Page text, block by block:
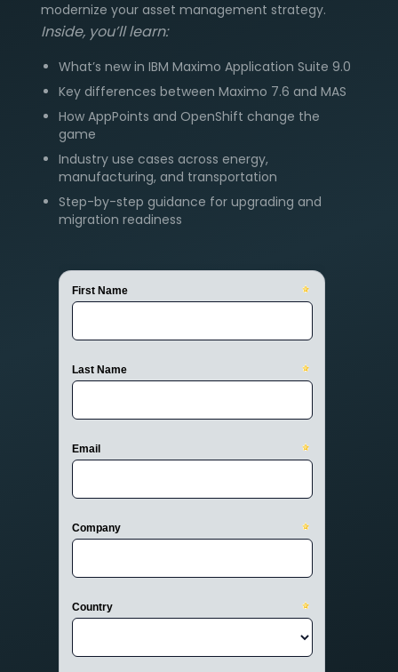
modernize your asset management strategy.
Inside, you’ll learn:
What’s new in IBM Maximo Application Suite 9.0
Key differences between Maximo 7.6 and MAS
How AppPoints and OpenShift change the
game
Industry use cases across energy,
manufacturing, and transportation
Step-by-step guidance for upgrading and
migration readiness